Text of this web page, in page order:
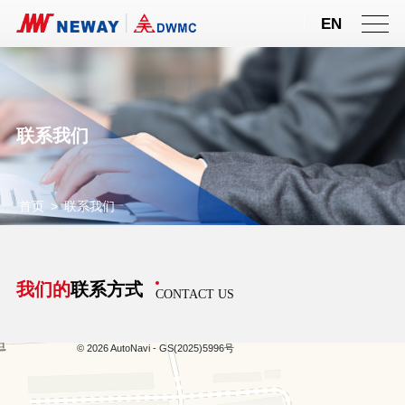
EN
联系我们
首页 >联系我们
我们的联系方式 CONTACT US
© 2026 AutoNavi - GS(2025)5996号